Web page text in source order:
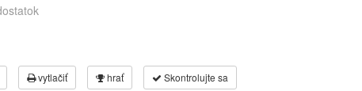
vytlačiť hrať Skontrolujte sa